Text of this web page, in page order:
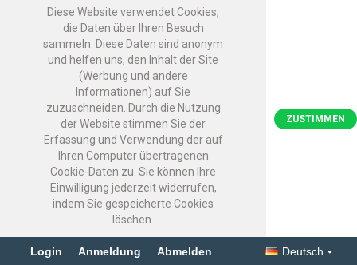
Diese Website verwendet Cookies,
die Daten über Ihren Besuch
sammeln. Diese Daten sind anonym
und helfen uns, den Inhalt der Site
(Werbung und andere
Informationen) auf Sie
zuzuschneiden. Durch die Nutzung
der Website stimmen Sie der
Erfassung und Verwendung der auf
Ihren Computer übertragenen
Cookie-Daten zu. Sie können Ihre
Einwilligung jederzeit widerrufen,
indem Sie gespeicherte Cookies
löschen.
ZUSTIMMEN
Login Anmeldung Abmelden Deutsch